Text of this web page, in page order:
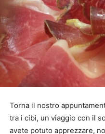
Torna il nostro
tra i cibi, un viaggio con il
avete potuto apprezzare,